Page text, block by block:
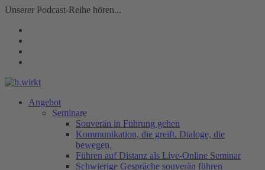
Unserer Podcast-Reihe hören...
Angebot
Seminare
Souverän in Führung gehen
Kommunikation, die greift. Dialoge, die
bewegen.
Führen auf Distanz als Live-Online Seminar
Schwierige Gespräche souverän führen